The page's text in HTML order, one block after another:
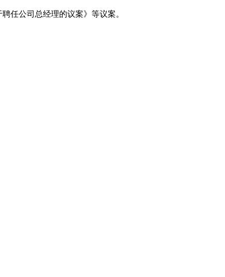
任公司总经理的议案》等议案。